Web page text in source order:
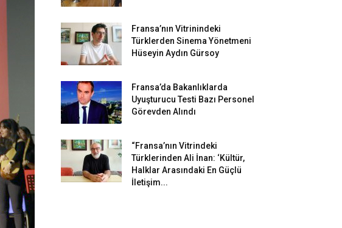
Fransa’nın Vitrinindeki
Türklerden Sinema Yönetmeni
Hüseyin Aydın Gürsoy
Fransa’da Bakanlıklarda
Uyuşturucu Testi Bazı Personel
Görevden Alındı
“Fransa’nın Vitrindeki
Türklerinden Ali İnan: ‘Kültür,
Halklar Arasındaki En Güçlü
İletişim...